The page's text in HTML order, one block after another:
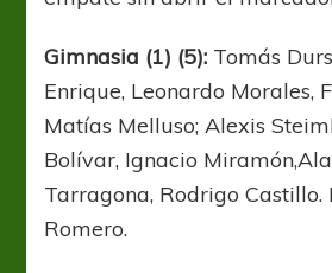
Gimnasia (1) (5): Tomás
Enrique, Leonardo Morales,
Matías Melluso; Alexis
Bolívar, Ignacio
Tarragona, Rodrigo Castillo.
Romero.